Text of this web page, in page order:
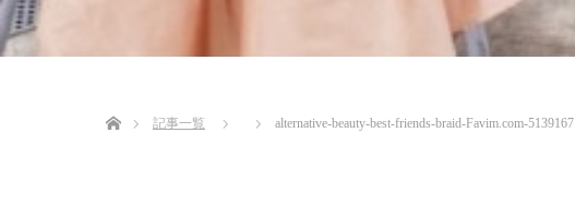
記事一覧
alternative-beauty-best-friends-braid-Favim.com-5139167